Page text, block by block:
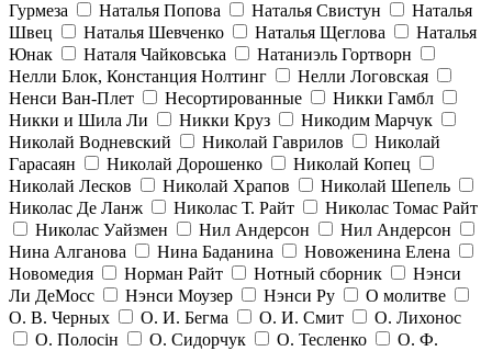
Гурмеза
Наталья Попова Наталья Свистун
Наталья
Швец
Наталья Шевченко Наталья Щеглова
Наталья
Юнак
Наталя Чайковська
Натаниэль Гортворн
Нелли Блок, Констанция Нолтинг
Нелли Логовская
Ненси Ван-Плет
Несортированные
Никки Гамбл
Никки и Шила Ли
Никки Круз
Никодим Марчук
Николай Водневский
Николай Гаврилов
Николай
Гарасаян
Николай Дорошенко
Николай Копец
Николай Лесков
Николай Храпов
Николай Шепель
Николас Де Ланж
Николас Т. Райт
Николас Томас Райт
Николас Уайзмен
Нил Андерсон
Нил Андерсон
Нина Алганова
Нина Баданина
Новоженина Елена
Новомедия
Норман Райт Нотный сборник
Нэнси
Ли ДеМосс
Нэнси Моузер Нэнси Ру
О молитве
О. В. Черных
О. И. Бегма О. И. Смит
О. Лихонос
О. Полосін
О. Сидорчук О. Тесленко
О. Ф.